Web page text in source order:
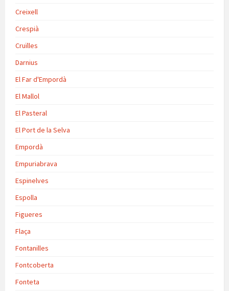
Creixell
Crespià
Cruïlles
Darnius
El Far d'Empordà
El Mallol
El Pasteral
El Port de la Selva
Empordà
Empuriabrava
Espinelves
Espolla
Figueres
Flaça
Fontanilles
Fontcoberta
Fonteta